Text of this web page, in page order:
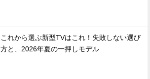
これから選ぶ新型TVはこれ！失敗しない選び
方と、2026年夏の一押しモデル